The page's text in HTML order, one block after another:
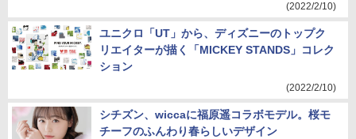
(2022/2/10)
ユニクロ「UT」から、ディズニーのトップク
リエイターが描く「MICKEY STANDS」コレク
ション
(2022/2/10)
シチズン、wiccaに福原遥コラボモデル。桜モ
チーフのふんわり春らしいデザイン